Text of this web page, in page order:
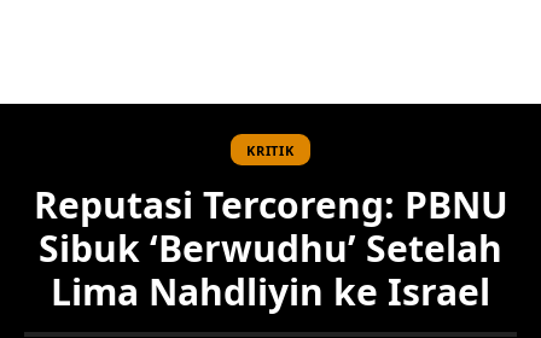
KRITIK
Reputasi Tercoreng: PBNU
Sibuk ‘Berwudhu’ Setelah
Lima Nahdliyin ke Israel